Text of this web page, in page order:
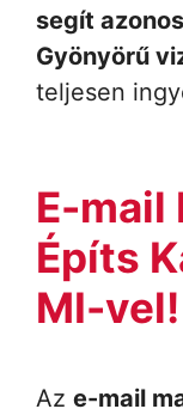
segít
Gyönyörű
teljesen
E-mail
Építs
MI-vel!
Az e-mail